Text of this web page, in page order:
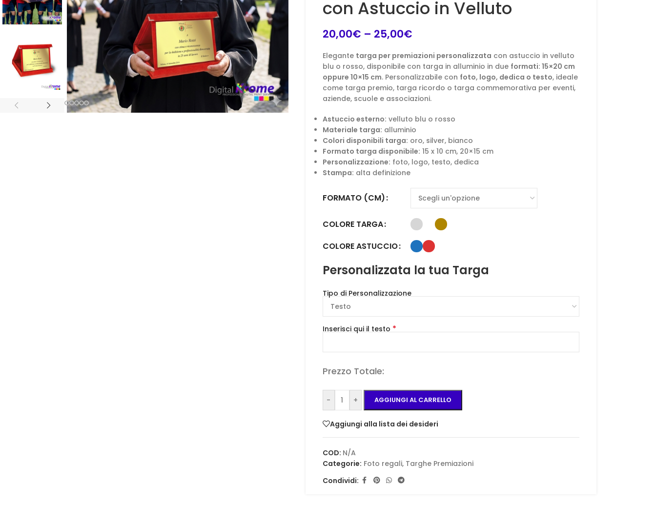
con Astuccio in Velluto
20,00€ – 25,00€
Elegante targa per premiazioni personalizzata con astuccio in velluto
blu o rosso, disponibile con targa in alluminio in due formati: 15×20 cm
oppure 10×15 cm. Personalizzabile con foto, logo, dedica o testo, ideale
come targa premio, targa ricordo o targa commemorativa per eventi,
aziende, scuole e associazioni.
Astuccio esterno: velluto blu o rosso
Materiale targa: alluminio
Colori disponibili targa: oro, silver, bianco
Formato targa disponibile: 15 x 10 cm, 20×15 cm
Personalizzazione: foto, logo, testo, dedica
Stampa: alta definizione
FORMATO (CM)
COLORE TARGA
COLORE ASTUCCIO
Personalizzata la tua Targa
Tipo di Personalizzazione
Inserisci qui il testo *
Prezzo Totale:
- + AGGIUNGI AL CARRELLO
Aggiungi alla lista dei desideri
COD: N/A
Categorie: Foto regali, Targhe Premiazioni
Condividi: